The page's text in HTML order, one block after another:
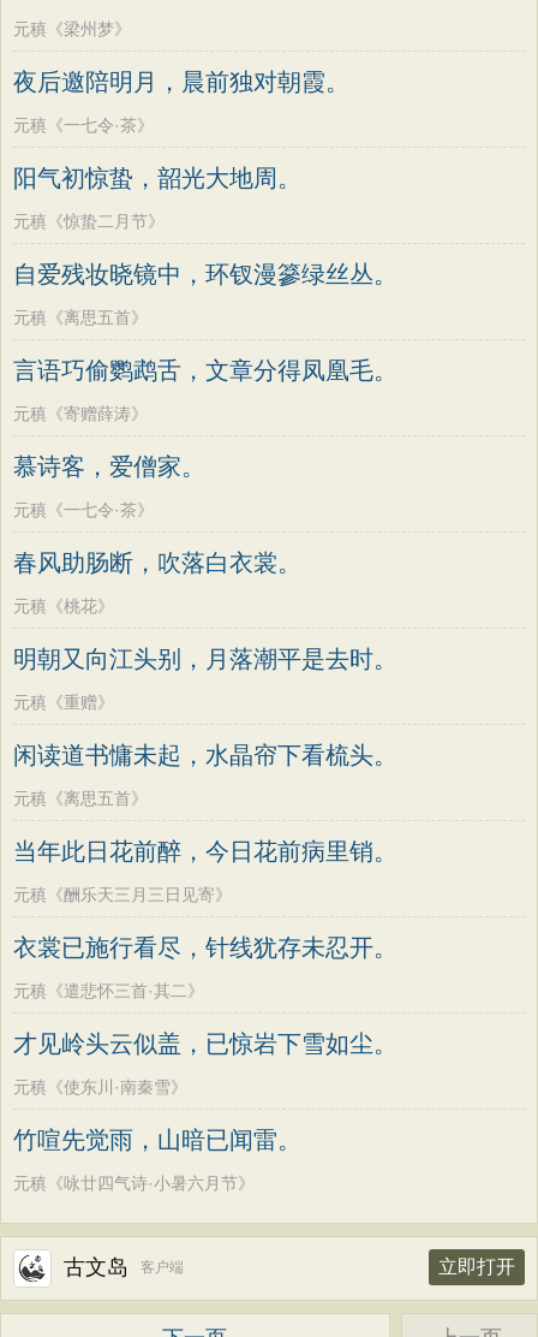
元稹《梁州梦》
夜后邀陪明月，晨前独对朝霞。
元稹《一七令·茶》
阳气初惊蛰，韶光大地周。
元稹《惊蛰二月节》
自爱残妆晓镜中，环钗漫篸绿丝丛。
元稹《离思五首》
言语巧偷鹦鹉舌，文章分得凤凰毛。
元稹《寄赠薛涛》
慕诗客，爱僧家。
元稹《一七令·茶》
春风助肠断，吹落白衣裳。
元稹《桃花》
明朝又向江头别，月落潮平是去时。
元稹《重赠》
闲读道书慵未起，水晶帘下看梳头。
元稹《离思五首》
当年此日花前醉，今日花前病里销。
元稹《酬乐天三月三日见寄》
衣裳已施行看尽，针线犹存未忍开。
元稹《遣悲怀三首·其二》
才见岭头云似盖，已惊岩下雪如尘。
元稹《使东川·南秦雪》
竹喧先觉雨，山暗已闻雷。
元稹《咏廿四气诗·小暑六月节》
古文岛 客户端 立即打开